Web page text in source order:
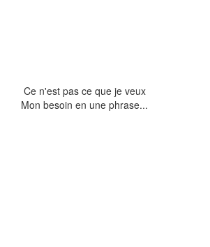
Ce n'est pas ce que je veux
Mon besoin en une phrase...